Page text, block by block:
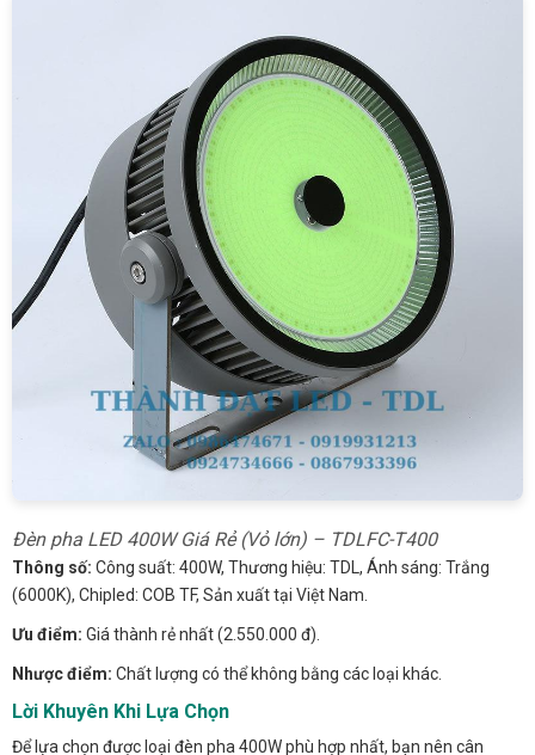
Đèn pha LED 400W Giá Rẻ (Vỏ lớn) – TDLFC-T400
Thông số: Công suất: 400W, Thương hiệu: TDL, Ánh sáng: Trắng
(6000K), Chipled: COB TF, Sản xuất tại Việt Nam.
Ưu điểm: Giá thành rẻ nhất (2.550.000 đ).
Nhược điểm: Chất lượng có thể không bằng các loại khác.
Lời Khuyên Khi Lựa Chọn
Để lựa chọn được loại đèn pha 400W phù hợp nhất, bạn nên cân